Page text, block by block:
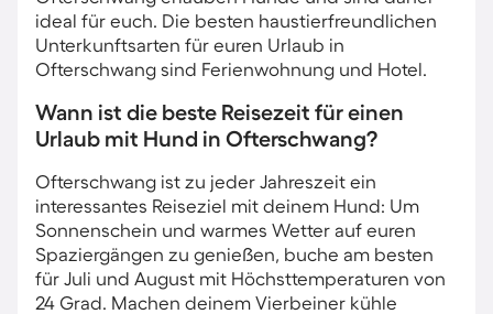
ideal für euch. Die besten haustierfreundlichen
Unterkunftsarten für euren Urlaub in
Ofterschwang sind Ferienwohnung und Hotel.
Wann ist die beste Reisezeit für einen
Urlaub mit Hund in Ofterschwang?
Ofterschwang ist zu jeder Jahreszeit ein
interessantes Reiseziel mit deinem Hund: Um
Sonnenschein und warmes Wetter auf euren
Spaziergängen zu genießen, buche am besten
für Juli und August mit Höchsttemperaturen von
24 Grad. Machen deinem Vierbeiner kühle